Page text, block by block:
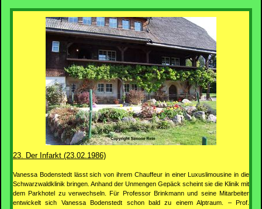
23. Der Infarkt (23.02.1986)
Vanessa Bodenstedt lässt sich von ihrem Chauffeur in einer Luxuslimousine in die
Schwarzwaldklinik bringen. Anhand der Unmengen Gepäck scheint sie die Klinik mit
dem Parkhotel zu verwechseln. Für Professor Brinkmann und seine Mitarbeiter
entwickelt sich Vanessa Bodenstedt schon bald zu einem Alptraum. – Prof.